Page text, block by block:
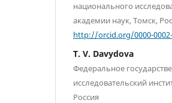
национального
академии наук, Томск,
http://orcid.org/0000-
T. V. Davydova
Федеральное
исследовательский
Россия